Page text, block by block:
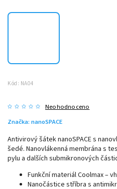
Kód: NA04
Neohodnoceno
Značka: nanoSPACE
Antivirový šátek nanoSPACE s
šedé. Nanovlákenná membrána s
pylu a dalších submikronových
Funkční materiál Coolmax –
Nanočástice stříbra s